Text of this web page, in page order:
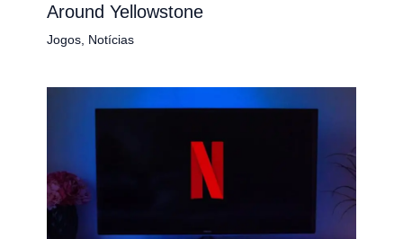
Around Yellowstone
Jogos, Notícias